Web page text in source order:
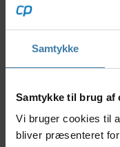
Samtykke
Samtykke til brug af
Vi bruger cookies til
bliver præsenteret
og gør det nemt at
til træning eller ud
pasform, der
Specielt
Fremstillet i
Beskytter mod